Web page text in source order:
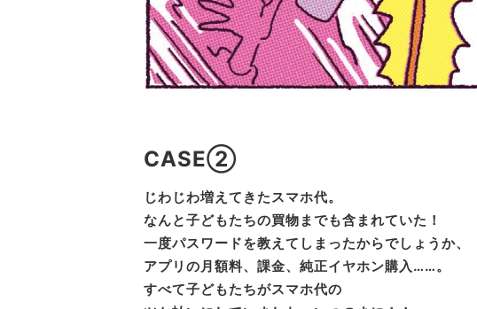
CASE②
じわじわ増えてきたスマホ代。
なんと子どもたちの買物までも含まれていた！
一度パスワードを教えてしまったからでしょうか、
アプリの月額料、課金、純正イヤホン購入……。
すべて子どもたちがスマホ代の